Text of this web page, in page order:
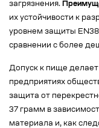
загрязнения.
их устойчивости к
уровнем защиты
сравнении с более
Допуск к пище
предприятиях
защита от
37 грамм в
материала и, как